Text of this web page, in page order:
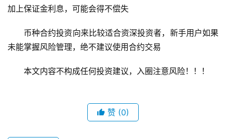
加上保证金利息，可能会得不偿失
币种合约投资向来比较适合资深投资者，新手用户如果
未能掌握风险管理，绝不建议使用合约交易
本文内容不构成任何投资建议，入圈注意风险！！！
赞 (0)